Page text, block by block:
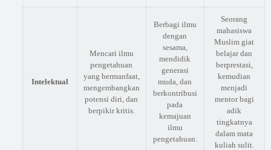
Intelektual
Mencari ilmu
pengetahuan
yang bermanfaat,
mengembangkan
potensi diri, dan
berpikir kritis.
Berbagi ilmu
dengan
sesama,
mendidik
generasi
muda, dan
berkontribusi
pada
kemajuan
ilmu
pengetahuan.
Seorang
mahasiswa
Muslim giat
belajar dan
berprestasi,
kemudian
menjadi
mentor bagi
adik
tingkatnya
dalam mata
kuliah sulit.